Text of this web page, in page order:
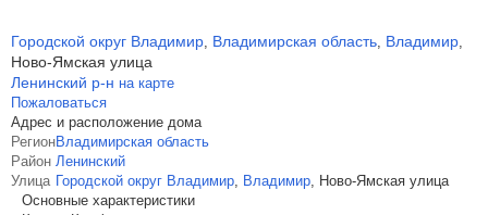
Городской округ Владимир, Владимирская область, Владимир,
Ново-Ямская улица
Ленинский р-н на карте
Пожаловаться
Адрес и расположение дома
РегионВладимирская область
Район Ленинский
Улица Городской округ Владимир, Владимир, Ново-Ямская улица
Основные характеристики